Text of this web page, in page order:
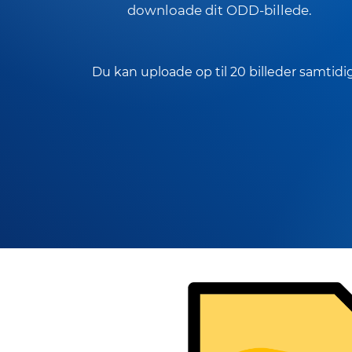
downloade dit ODD-billede.
Du kan uploade op til 20 billeder